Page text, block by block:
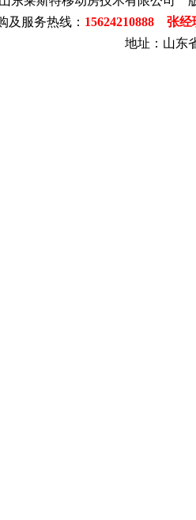
及服务热线： 15624210888 张
地址：山东